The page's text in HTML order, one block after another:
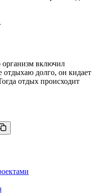
организм включил
отдыхаю долго, он кидает
отдых происходит